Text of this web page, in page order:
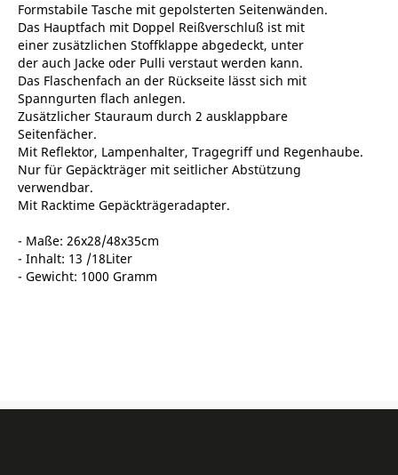
Formstabile Tasche mit gepolsterten Seitenwänden.
Das Hauptfach mit Doppel Reißverschluß ist mit
einer zusätzlichen Stoffklappe abgedeckt, unter
der auch Jacke oder Pulli verstaut werden kann.
Das Flaschenfach an der Rückseite lässt sich mit
Spanngurten flach anlegen.
Zusätzlicher Stauraum durch 2 ausklappbare
Seitenfächer.
Mit Reflektor, Lampenhalter, Tragegriff und Regenhaube.
Nur für Gepäckträger mit seitlicher Abstützung
verwendbar.
Mit Racktime Gepäckträgeradapter.
- Maße: 26x28/48x35cm
- Inhalt: 13 /18Liter
- Gewicht: 1000 Gramm